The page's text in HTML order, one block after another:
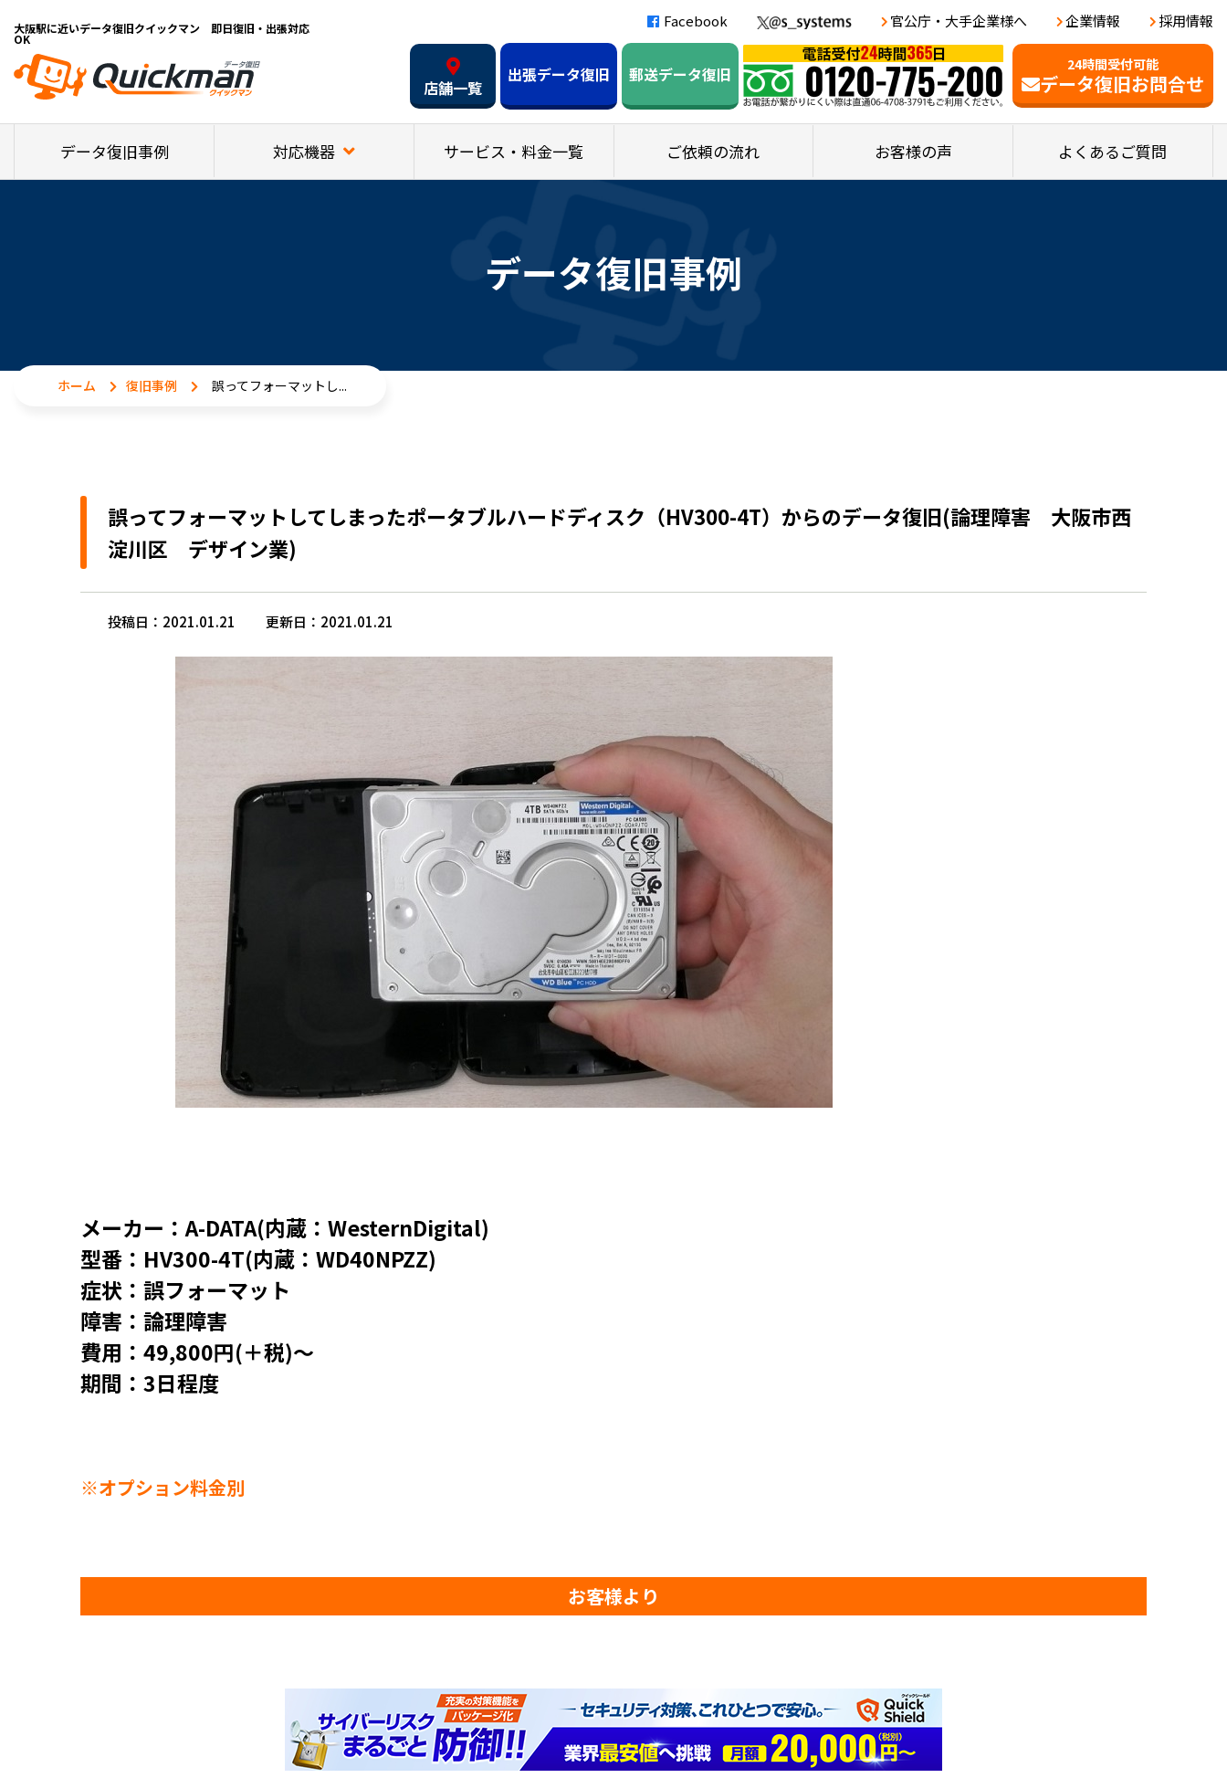
大阪駅に近いデータ復旧クイックマン 即日復旧・出張対応
OK
Facebook 官公庁・大手企業様へ 企業情報 採用情報
24時間受付可能
データ復旧お問合せ
店舗一覧
出張データ復旧 郵送データ復旧
データ復旧事例 対応機器 サービス・料金一覧 ご依頼の流れ お客様の声 よくあるご質問
データ復旧事例
ホーム 復旧事例 誤ってフォーマットし...
誤ってフォーマットしてしまったポータブルハードディスク（HV300-4T）からのデータ復旧(論理障害 大阪市西
淀川区 デザイン業)
投稿日：2021.01.21 更新日：2021.01.21
メーカー：A-DATA(内蔵：WesternDigital)
型番：HV300-4T(内蔵：WD40NPZZ)
症状：誤フォーマット
障害：論理障害
費用：49,800円(＋税)～
期間：3日程度
※オプション料金別
お客様より